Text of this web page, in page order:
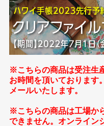
※こちらの商品は受注生
お時間を頂いております
メールいたします。
※こちらの商品は工場か
できません。オンライン